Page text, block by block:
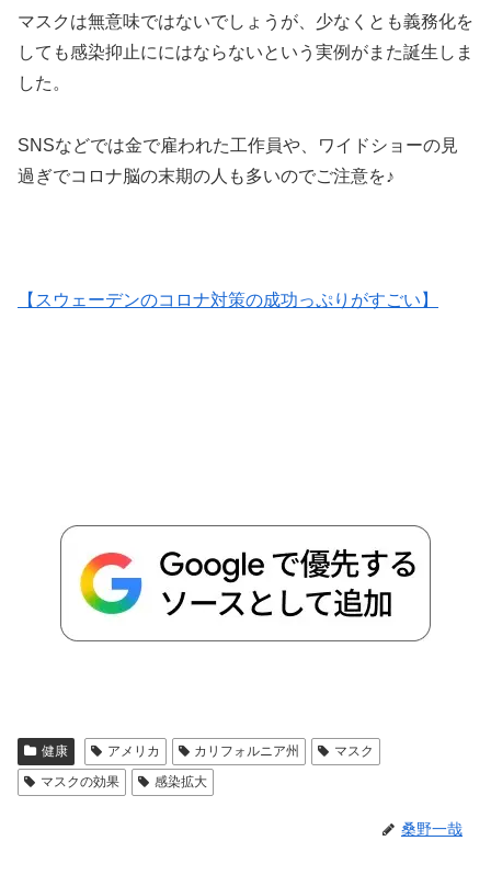
マスクは無意味ではないでしょうが、少なくとも義務化を
しても感染抑止ににはならないという実例がまた誕生しま
した。
SNSなどでは金で雇われた工作員や、ワイドショーの見
過ぎでコロナ脳の末期の人も多いのでご注意を♪
【スウェーデンのコロナ対策の成功っぷりがすごい】
健康 アメリカ カリフォルニア州
マスク
マスクの効果
感染拡大
桑野一哉